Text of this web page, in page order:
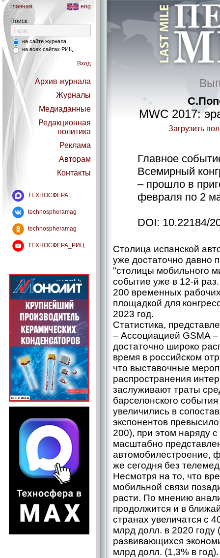
главная eng
Поиск:
на сайте журнала
на всех сайтах РИЦ
Вход
Архив журнала
Журналы
Медиаданные
Редакционная
политика
Реклама
Авторам
Контакты
ТЕХНОСФЕРА
technospheramag
technospheramag
ТЕХНОСФЕРА_РИЦ
MWC 2017:
Загрузить
Главное
Всемирный
– прошло в
февраля по 2
DOI: 10.22184/
Столица испанской
уже достаточно давно
"столицы мобильного
событие уже в 12-й
200 временных
площадкой для
2023 год.
Статистика,
– Ассоциацией GSMA –
достаточно широко
время в российском
что выставочные
распространения
заслуживают траты
барселонского
увеличились в
экспонентов
200), при этом наряду
масштабно
автомобилестроение,
же сегодня без
Несмотря на то, что
мобильной связи
расти. По мнению
продолжится и в
странах увеличатся с
млрд долл. в 2020 году
развивающихся
млрд долл. (1,3% в год).